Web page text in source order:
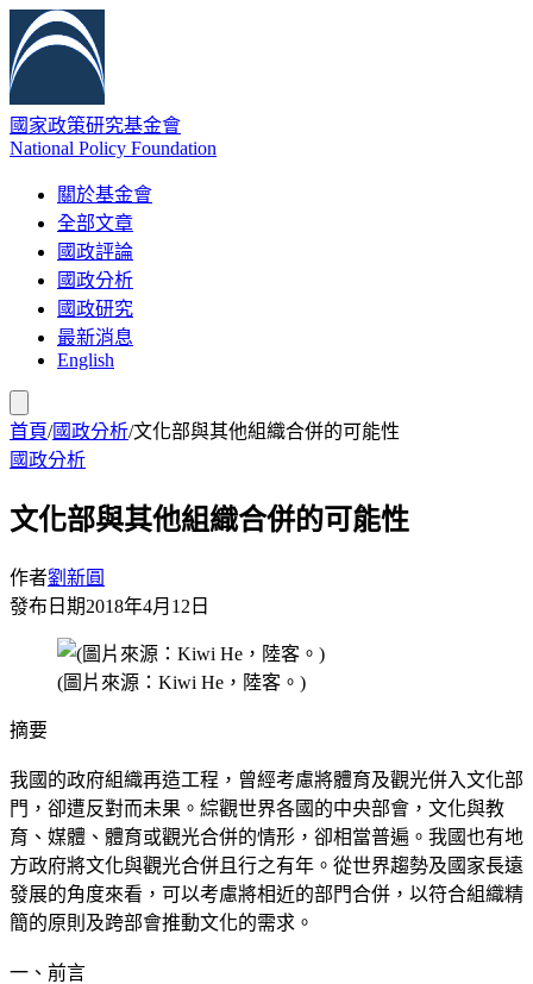
國家政策研究基金會
National Policy Foundation
關於基金會
全部文章
國政評論
國政分析
國政研究
最新消息
English
首頁/國政分析/文化部與其他組織合併的可能性
國政分析
文化部與其他組織合併的可能性
作者劉新圓
發布日期2018年4月12日
(圖片來源：Kiwi He，陸客。)
摘要
我國的政府組織再造工程，曾經考慮將體育及觀光併入文化部
門，卻遭反對而未果。綜觀世界各國的中央部會，文化與教
育、媒體、體育或觀光合併的情形，卻相當普遍。我國也有地
方政府將文化與觀光合併且行之有年。從世界趨勢及國家長遠
發展的角度來看，可以考慮將相近的部門合併，以符合組織精
簡的原則及跨部會推動文化的需求。
一、前言